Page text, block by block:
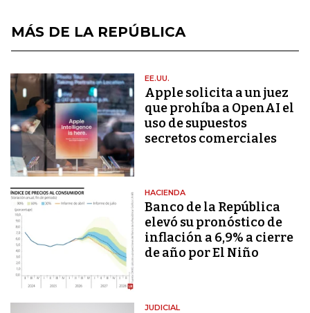
MÁS DE LA REPÚBLICA
EE.UU.
Apple solicita a un juez
que prohíba a OpenAI el
uso de supuestos
secretos comerciales
HACIENDA
Banco de la República
elevó su pronóstico de
inflación a 6,9% a cierre
de año por El Niño
JUDICIAL